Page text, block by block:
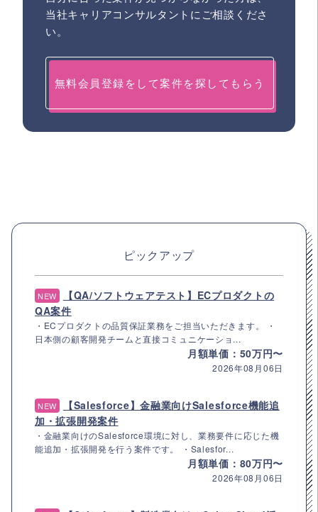
当社キャリアコンサルタントにご相談くださ
い。
無料会員登録をして案件を探してもらう
ピックアップ
NEW
【QA/ソフトウェアテスト】ECプロダクトの
QA案件
・ECプロダクトの品質保証業務をご担当いただきます。 ・
日本側の顧客開発チームと直接コミュニケーショ...
月額単価：50万円〜
2026年08月06日
NEW
【Salesforce】金融業向けSalesforce機能追
加・拡張開発案件
・金融業向けのSalesforce環境に対し、業務要件に応じた機
能追加・拡張開発を行う案件です。 ・Salesfor...
月額単価：80万円〜
2026年08月06日